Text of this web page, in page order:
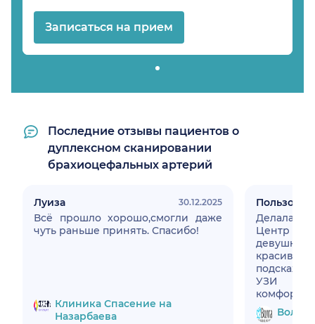
Записаться на прием
Последние отзывы пациентов о
дуплексном сканировании
брахиоцефальных артерий
Луиза 30.12.2025
Всё прошло хорошо,смогли даже
чуть раньше принять. Спасибо!
Клиника Спасение на
Назарбаева
Делала
Центр
УЗИ